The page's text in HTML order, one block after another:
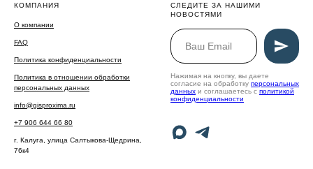
КОМПАНИЯ
О компании
FAQ
Политика конфиденциальности
Политика в отношении обработки
персональных данных
info@gisproxima.ru
+7 906 644 66 80
г. Калуга, улица Салтыкова-Щедрина,
76к4
СЛЕДИТЕ ЗА НАШИМИ
НОВОСТЯМИ
Нажимая на кнопку, вы даете
согласие на обработку персональных
данных и соглашаетесь c политикой
конфиденциальности